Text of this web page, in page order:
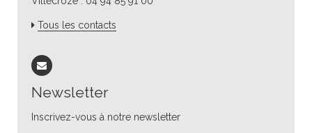
Tous les contacts
Newsletter
Inscrivez-vous à notre newsletter